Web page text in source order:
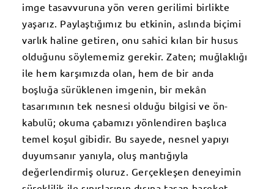
imge tasavvuruna yön veren gerilimi birlikte
yaşarız. Paylaştığımız bu etkinin, aslında biçimi
varlık haline getiren, onu sahici kılan bir husus
olduğunu söylememiz gerekir. Zaten; muğlaklığı
ile hem karşımızda olan, hem de bir anda
boşluğa sürüklenen imgenin, bir mekân
tasarımının tek nesnesi olduğu bilgisi ve ön-
kabulü; okuma çabamızı yönlendiren başlıca
temel koşul gibidir. Bu sayede, nesnel yapıyı
duyumsanır yanıyla, oluş mantığıyla
değerlendirmiş oluruz. Gerçekleşen deneyimin